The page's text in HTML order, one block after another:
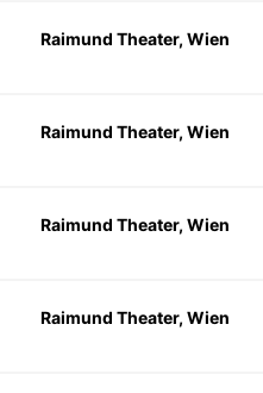
Raimund Theater, Wien
Raimund Theater, Wien
Raimund Theater, Wien
Raimund Theater, Wien